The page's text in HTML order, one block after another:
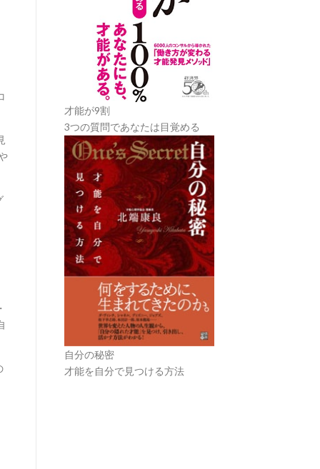
才能が9割
3つの質問であなたは目覚める
自分の秘密
才能を自分で見つける方法